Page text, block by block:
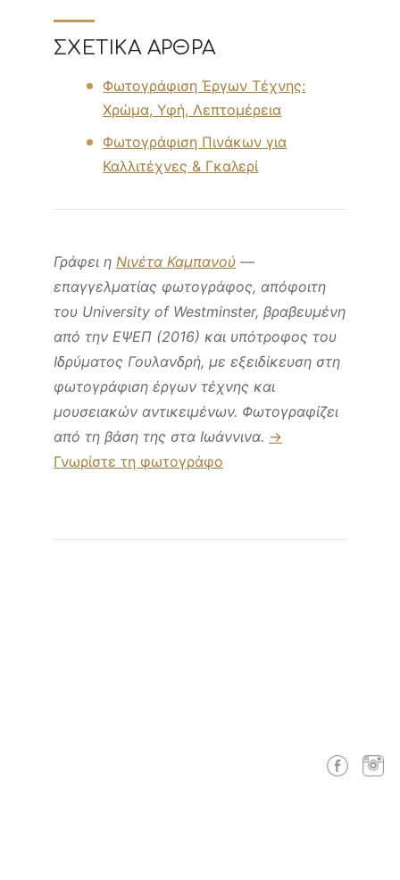
ΣΧΕΤΙΚΆ ΆΡΘΡΑ
Φωτογράφιση Έργων Τέχνης:
Χρώμα, Υφή, Λεπτομέρεια
Φωτογράφιση Πινάκων για
Καλλιτέχνες & Γκαλερί
Γράφει η Νινέτα Καμπανού —
επαγγελματίας φωτογράφος, απόφοιτη
του University of Westminster, βραβευμένη
από την ΕΨΕΠ (2016) και υπότροφος του
Ιδρύματος Γουλανδρή, με εξειδίκευση στη
φωτογράφιση έργων τέχνης και
μουσειακών αντικειμένων. Φωτογραφίζει
από τη βάση της στα Ιωάννινα. →
Γνωρίστε τη φωτογράφο